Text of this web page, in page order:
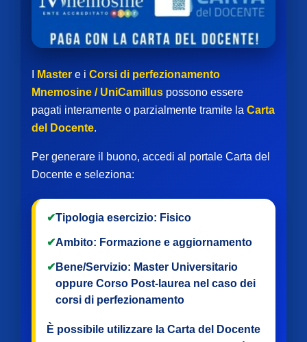
Master e i Corsi di perfezionamento
Mnemosine / UniCamillus possono essere
pagati interamente o parzialmente tramite la Carta
del Docente.
Per generare il buono, accedi al portale Carta del
Docente e seleziona:
✔Tipologia esercizio: Fisico
✔Ambito: Formazione e aggiornamento
✔ Bene/Servizio: Master Universitario
oppure Corso Post-laurea nel caso dei
corsi di perfezionamento
È possibile utilizzare la Carta del Docente